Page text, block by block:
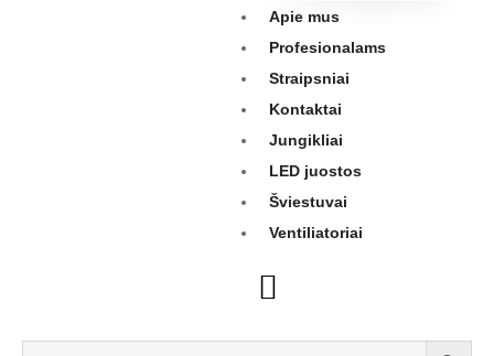
Apie mus
Profesionalams
Straipsniai
Kontaktai
Jungikliai
LED juostos
Šviestuvai
Ventiliatoriai